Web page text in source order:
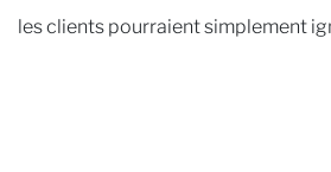
les clients pourraient simplement